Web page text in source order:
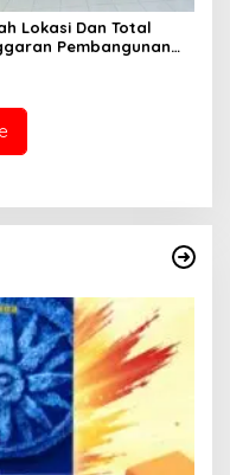
Lokasi Dan Total
Pembangunan